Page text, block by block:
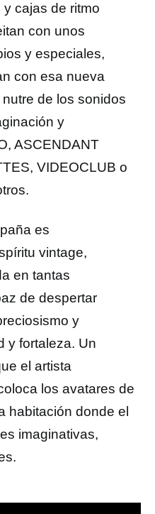
cajas de ritmo
con unos
y especiales,
con esa nueva
de los sonidos
y
ASCENDANT
VIDEOCLUB o
es
vintage,
en tantas
de despertar
y
y fortaleza. Un
el artista
los avatares de
habitación donde el
imaginativas,